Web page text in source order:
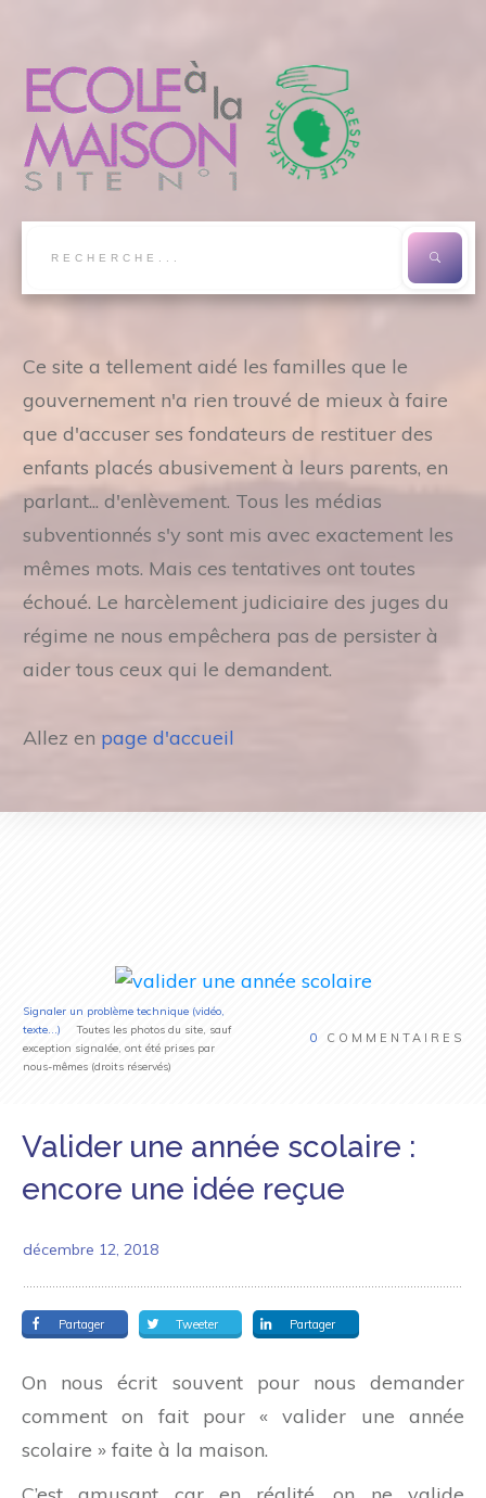
Ce site a tellement aidé les familles que le
gouvernement n'a rien trouvé de mieux à faire
que d'accuser ses fondateurs de restituer des
enfants placés abusivement à leurs parents, en
parlant... d'enlèvement. Tous les médias
subventionnés s'y sont mis avec exactement les
mêmes mots. Mais ces tentatives ont toutes
échoué. Le harcèlement judiciaire des juges du
régime ne nous empêchera pas de persister à
aider tous ceux qui le demandent.
Allez en page d'accueil
Signaler un problème technique (vidéo,
texte...)
Toutes les photos du site, sauf
exception signalée, ont été prises par
nous-mêmes (droits réservés)
0 COMMENTAIRES
Valider une année scolaire :
encore une idée reçue
décembre 12, 2018
Partager Tweeter Partager
On nous écrit souvent pour nous demander
comment on fait pour « valider une année
scolaire » faite à la maison.